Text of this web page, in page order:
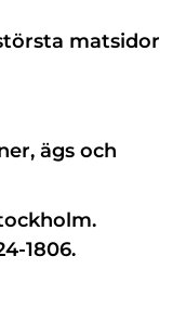
matsidor
ägs och
1806.